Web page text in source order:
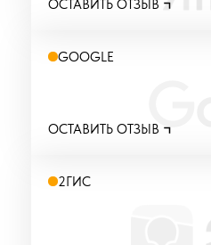
ОСТАВИТЬ ОТЗЫВ
GOOGLE
ОСТАВИТЬ ОТЗЫВ
2ГИС